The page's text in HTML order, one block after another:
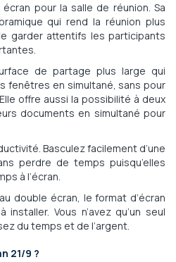
pour la salle de réunion. Sa
qui rend la réunion plus
garder attentifs les participants
de partage plus large qui
fenêtres en simultané, sans pour
offre aussi la possibilité à deux
documents en simultané pour
Basculez facilement d’une
perdre de temps puisqu’elles
à l’écran.
double écran, le format d’écran
Vous n’avez qu’un seul
du temps et de l’argent.
21/9 ?